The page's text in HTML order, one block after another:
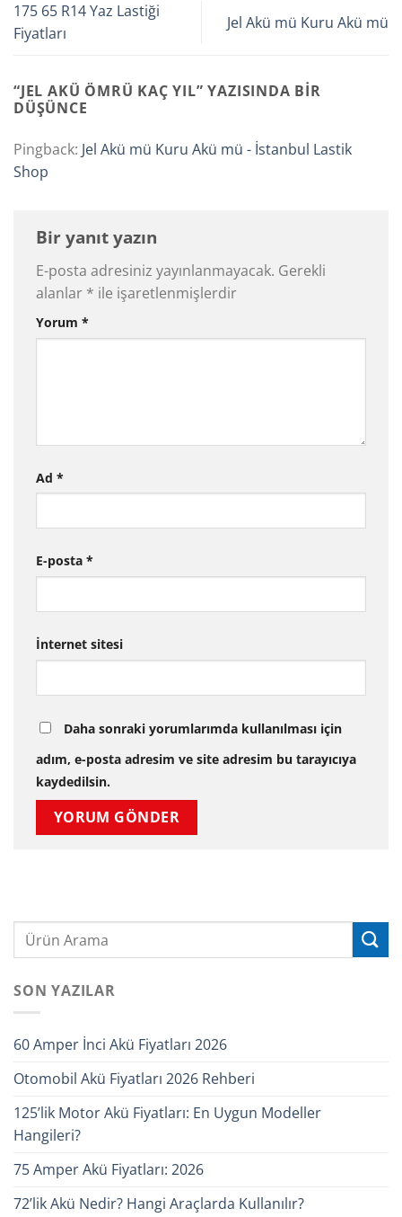
175 65 R14 Yaz Lastiği
Fiyatları
Jel Akü mü Kuru Akü mü
“JEL AKÜ ÖMRÜ KAÇ YIL” YAZISINDA BIR
DÜŞÜNCE
Pingback: Jel Akü mü Kuru Akü mü - İstanbul Lastik
Shop
Bir yanıt yazın
E-posta adresiniz yayınlanmayacak. Gerekli
alanlar * ile işaretlenmişlerdir
Yorum *
Ad *
E-posta *
İnternet sitesi
Daha sonraki yorumlarımda kullanılması için
adım, e-posta adresim ve site adresim bu tarayıcıya
kaydedilsin.
SON YAZILAR
60 Amper İnci Akü Fiyatları 2026
Otomobil Akü Fiyatları 2026 Rehberi
125’lik Motor Akü Fiyatları: En Uygun Modeller
Hangileri?
75 Amper Akü Fiyatları: 2026
72’lik Akü Nedir? Hangi Araçlarda Kullanılır?